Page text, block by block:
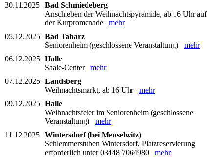
30.11.2025
Bad Schmiedeberg
Anschieben der Weihnachtspyramide, ab 16 Uhr auf
der Kurpromenade mehr
05.12.2025 Bad Tabarz
Seniorenheim (geschlossene Veranstaltung) mehr
06.12.2025 Halle
Saale-Center mehr
07.12.2025 Landsberg
Weihnachtsmarkt, ab 16 Uhr mehr
09.12.2025 Halle
Weihnachtsfeier im Seniorenheim (geschlossene
Veranstaltung) mehr
11.12.2025
Wintersdorf (bei Meuselwitz)
Schlemmerstuben Wintersdorf, Platzreservierung
erforderlich unter 03448 7064980 mehr